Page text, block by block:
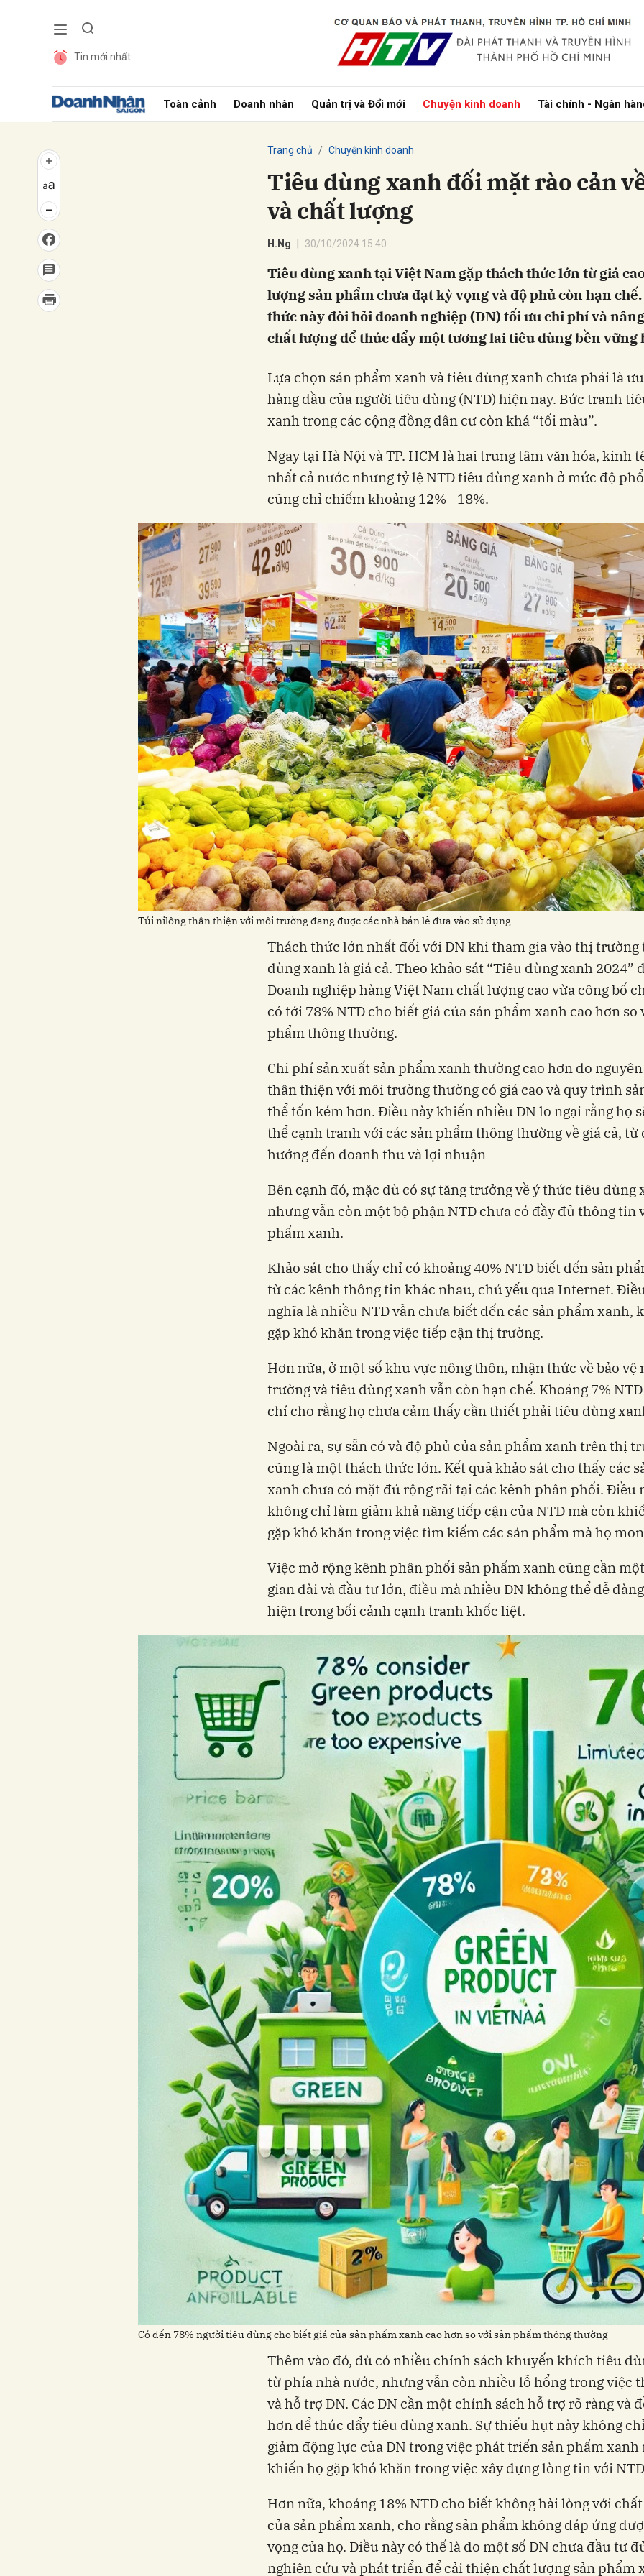
Tin mới nhất
Toàn cảnh Doanh nhân Quản trị và Đổi mới Chuyện kinh doanh Tài chính - Ngân
Trang chủ Chuyện kinh doanh
Tiêu dùng xanh đối mặt rào cản
và chất lượng
H.Ng 30/10/2024 15:40
Tiêu dùng xanh tại Việt Nam gặp thách thức lớn từ giá
lượng sản phẩm chưa đạt kỳ vọng và độ phủ còn hạn
thức này đòi hỏi doanh nghiệp (DN) tối ưu chi phí và
chất lượng để thúc đẩy một tương lai tiêu dùng bền vững
Lựa chọn sản phẩm xanh và tiêu dùng xanh chưa phải là
hàng đầu của người tiêu dùng (NTD) hiện nay. Bức tranh
xanh trong các cộng đồng dân cư còn khá “tối màu”.
Ngay tại Hà Nội và TP. HCM là hai trung tâm văn hóa, kinh
nhất cả nước nhưng tỷ lệ NTD tiêu dùng xanh ở mức độ
cũng chỉ chiếm khoảng 12% - 18%.
Túi nilông thân thiện với môi trường đang được các nhà bán lẻ đưa vào sử dụng
Thách thức lớn nhất đối với DN khi tham gia vào thị trường
dùng xanh là giá cả. Theo khảo sát “Tiêu dùng xanh 2024”
Doanh nghiệp hàng Việt Nam chất lượng cao vừa công bố
có tới 78% NTD cho biết giá của sản phẩm xanh cao hơn so
phẩm thông thường.
Chi phí sản xuất sản phẩm xanh thường cao hơn do
thân thiện với môi trường thường có giá cao và quy trình
thể tốn kém hơn. Điều này khiến nhiều DN lo ngại rằng họ
thể cạnh tranh với các sản phẩm thông thường về giá cả, từ
hưởng đến doanh thu và lợi nhuận
Bên cạnh đó, mặc dù có sự tăng trưởng về ý thức tiêu dùng
nhưng vẫn còn một bộ phận NTD chưa có đầy đủ thông tin
phẩm xanh.
Khảo sát cho thấy chỉ có khoảng 40% NTD biết đến sản
từ các kênh thông tin khác nhau, chủ yếu qua Internet.
nghĩa là nhiều NTD vẫn chưa biết đến các sản phẩm xanh,
gặp khó khăn trong việc tiếp cận thị trường.
Hơn nữa, ở một số khu vực nông thôn, nhận thức về bảo vệ
trường và tiêu dùng xanh vẫn còn hạn chế. Khoảng 7%
chí cho rằng họ chưa cảm thấy cần thiết phải tiêu dùng
Ngoài ra, sự sẵn có và độ phủ của sản phẩm xanh trên thị
cũng là một thách thức lớn. Kết quả khảo sát cho thấy các
xanh chưa có mặt đủ rộng rãi tại các kênh phân phối. Điều
không chỉ làm giảm khả năng tiếp cận của NTD mà còn
gặp khó khăn trong việc tìm kiếm các sản phẩm mà họ
Việc mở rộng kênh phân phối sản phẩm xanh cũng cần
gian dài và đầu tư lớn, điều mà nhiều DN không thể dễ
hiện trong bối cảnh cạnh tranh khốc liệt.
Có đến 78% người tiêu dùng cho biết giá của sản phẩm xanh cao hơn so với sản phẩm thông thường
Thêm vào đó, dù có nhiều chính sách khuyến khích tiêu
từ phía nhà nước, nhưng vẫn còn nhiều lỗ hổng trong việc
và hỗ trợ DN. Các DN cần một chính sách hỗ trợ rõ ràng và
hơn để thúc đẩy tiêu dùng xanh. Sự thiếu hụt này không
giảm động lực của DN trong việc phát triển sản phẩm xanh
khiến họ gặp khó khăn trong việc xây dựng lòng tin với
Hơn nữa, khoảng 18% NTD cho biết không hài lòng với
của sản phẩm xanh, cho rằng sản phẩm không đáp ứng
vọng của họ. Điều này có thể là do một số DN chưa đầu tư
nghiên cứu và phát triển để cải thiện chất lượng sản phẩm